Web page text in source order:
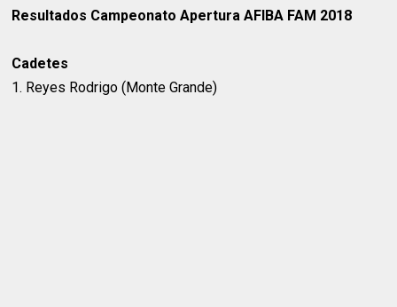
Resultados Campeonato Apertura AFIBA FAM 2018
Cadetes
1. Reyes Rodrigo (Monte Grande)